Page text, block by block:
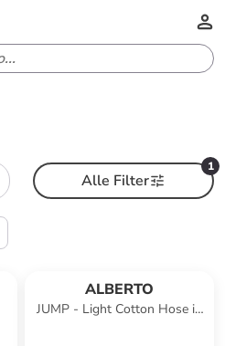
1
Alle Filter
ALBERTO
JUMP - Light Cotton Hose in